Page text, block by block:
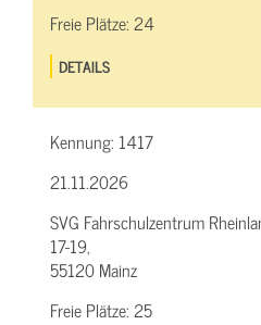
Freie Plätze:24
DETAILS
Kennung: 1417
21.11.2026
SVG Fahrschulzentrum
17-19,
55120 Mainz
Freie Plätze:25